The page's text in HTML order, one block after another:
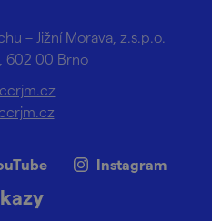
– Jižní Morava, z.s.p.o.
602 00 Brno
Instagram